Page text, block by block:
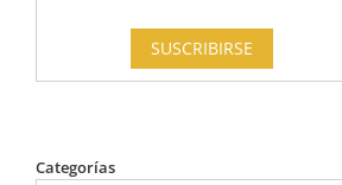
Categorías